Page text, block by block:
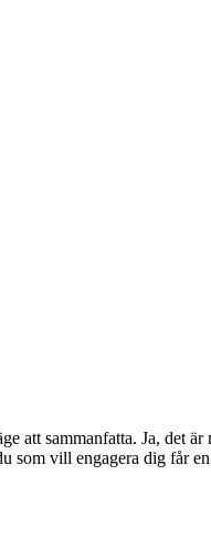
att sammanfatta. Ja, det
som vill engagera dig får